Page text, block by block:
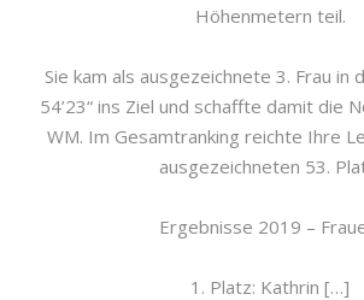
Höhenmetern teil.
Sie kam als ausgezeichnete 3. Frau in
54’23“ ins Ziel und schaffte damit die
WM. Im Gesamtranking reichte Ihre
ausgezeichneten 53.
Ergebnisse 2019 –
1. Platz: Kathrin […]